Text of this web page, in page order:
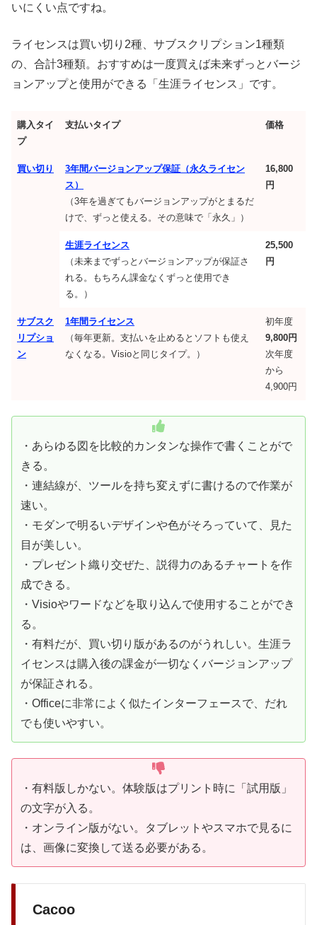
いにくい点ですね。
ライセンスは買い切り2種、サブスクリプション1種類
の、合計3種類。おすすめは一度買えば未来ずっとバージ
ョンアップと使用ができる「生涯ライセンス」です。
購入タイ
プ
支払いタイプ 価格
買い切り
3年間バージョンアップ保証（永久ライセン
ス）
（3年を過ぎてもバージョンアップがとまるだ
けで、ずっと使える。その意味で「永久」）
16,800
円
生涯ライセンス
（未来までずっとバージョンアップが保証さ
れる。もちろん課金なくずっと使用でき
る。）
25,500
円
サブスク
リプショ
ン
1年間ライセンス
（毎年更新。支払いを止めるとソフトも使え
なくなる。Visioと同じタイプ。）
初年度
9,800円
次年度
から
4,900円
・あらゆる図を比較的カンタンな操作で書くことがで
きる。
・連結線が、ツールを持ち変えずに書けるので作業が
速い。
・モダンで明るいデザインや色がそろっていて、見た
目が美しい。
・プレゼント織り交ぜた、説得力のあるチャートを作
成できる。
・Visioやワードなどを取り込んで使用することができ
る。
・有料だが、買い切り版があるのがうれしい。生涯ラ
イセンスは購入後の課金が一切なくバージョンアップ
が保証される。
・Officeに非常によく似たインターフェースで、だれ
でも使いやすい。
・有料版しかない。体験版はプリント時に「試用版」
の文字が入る。
・オンライン版がない。タブレットやスマホで見るに
は、画像に変換して送る必要がある。
Cacoo